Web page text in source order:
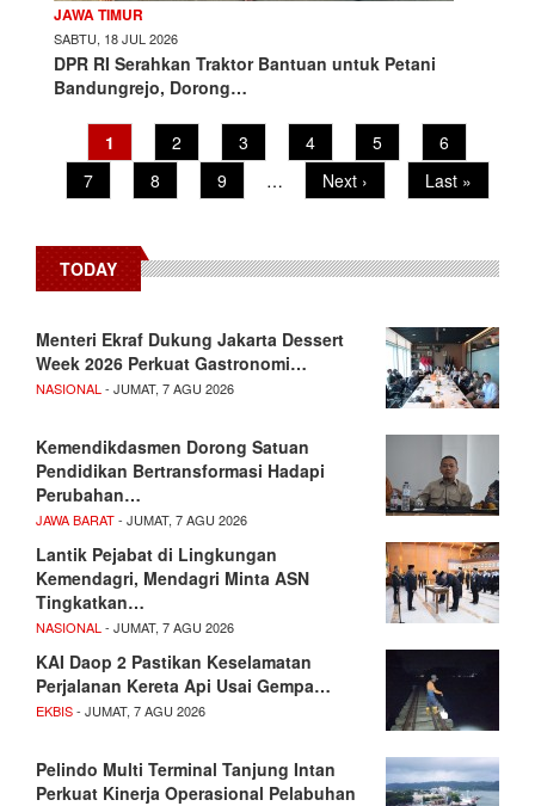
JAWA TIMUR
SABTU, 18 JUL 2026
DPR RI Serahkan Traktor Bantuan untuk Petani
Bandungrejo, Dorong…
PaginationCurrent
page
1 Page
2 Page
3 Page
4 Page
5 Page
6
Page
7 Page
8 Page
9 …
Next
page
Next ›
Last
page
Last »
TODAY
Menteri Ekraf Dukung Jakarta Dessert
Week 2026 Perkuat Gastronomi…
NASIONAL - JUMAT, 7 AGU 2026
Kemendikdasmen Dorong Satuan
Pendidikan Bertransformasi Hadapi
Perubahan…
JAWA BARAT- JUMAT, 7 AGU 2026
Lantik Pejabat di Lingkungan
Kemendagri, Mendagri Minta ASN
Tingkatkan…
NASIONAL - JUMAT, 7 AGU 2026
KAI Daop 2 Pastikan Keselamatan
Perjalanan Kereta Api Usai Gempa…
EKBIS- JUMAT, 7 AGU 2026
Pelindo Multi Terminal Tanjung Intan
Perkuat Kinerja Operasional Pelabuhan